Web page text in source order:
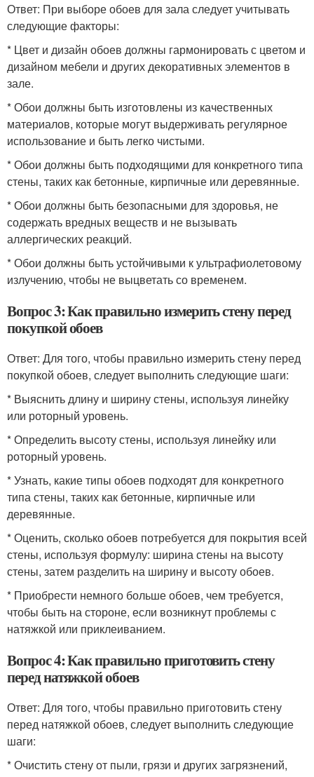
Ответ: При выборе обоев для зала следует учитывать
следующие факторы:
* Цвет и дизайн обоев должны гармонировать с цветом и
дизайном мебели и других декоративных элементов в
зале.
* Обои должны быть изготовлены из качественных
материалов, которые могут выдерживать регулярное
использование и быть легко чистыми.
* Обои должны быть подходящими для конкретного типа
стены, таких как бетонные, кирпичные или деревянные.
* Обои должны быть безопасными для здоровья, не
содержать вредных веществ и не вызывать
аллергических реакций.
* Обои должны быть устойчивыми к ультрафиолетовому
излучению, чтобы не выцветать со временем.
Вопрос 3: Как правильно измерить стену перед
покупкой обоев
Ответ: Для того, чтобы правильно измерить стену перед
покупкой обоев, следует выполнить следующие шаги:
* Выяснить длину и ширину стены, используя линейку
или роторный уровень.
* Определить высоту стены, используя линейку или
роторный уровень.
* Узнать, какие типы обоев подходят для конкретного
типа стены, таких как бетонные, кирпичные или
деревянные.
* Оценить, сколько обоев потребуется для покрытия всей
стены, используя формулу: ширина стены на высоту
стены, затем разделить на ширину и высоту обоев.
* Приобрести немного больше обоев, чем требуется,
чтобы быть на стороне, если возникнут проблемы с
натяжкой или приклеиванием.
Вопрос 4: Как правильно приготовить стену
перед натяжкой обоев
Ответ: Для того, чтобы правильно приготовить стену
перед натяжкой обоев, следует выполнить следующие
шаги:
* Очистить стену от пыли, грязи и других загрязнений,